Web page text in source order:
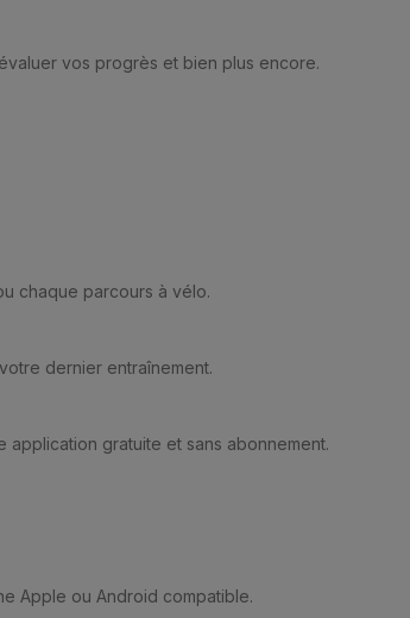
vos progrès et bien plus encore.
chaque parcours à vélo.
dernier entraînement.
gratuite et sans abonnement.
Apple ou Android compatible.